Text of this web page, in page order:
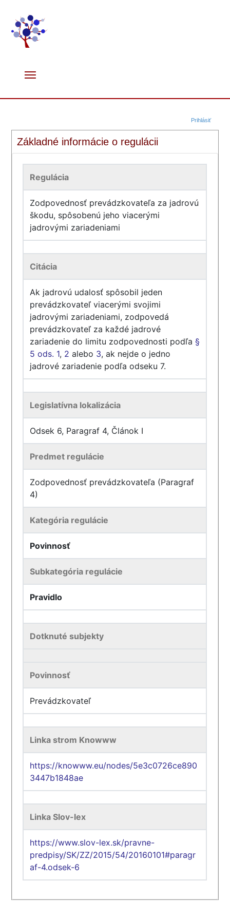
Prihlásiť
Základné informácie o regulácii
Regulácia
Zodpovednosť prevádzkovateľa za jadrovú
škodu, spôsobenú jeho viacerými
jadrovými zariadeniami
Citácia
Ak jadrovú udalosť spôsobil jeden
prevádzkovateľ viacerými svojimi
jadrovými zariadeniami, zodpovedá
prevádzkovateľ za každé jadrové
zariadenie do limitu zodpovednosti podľa§
5 ods. 1, 2 alebo 3, ak nejde o jedno
jadrové zariadenie podľa odseku 7.
Legislatívna lokalizácia
Odsek 6, Paragraf 4, Článok I
Predmet regulácie
Zodpovednosť prevádzkovateľa (Paragraf
4)
Kategória regulácie
Povinnosť
Subkategória regulácie
Pravidlo
Dotknuté subjekty
Povinnosť
Prevádzkovateľ
Linka strom Knowww
https://knowww.eu/nodes/5e3c0726ce890
3447b1848ae
Linka Slov-lex
https://www.slov-lex.sk/pravne-
predpisy/SK/ZZ/2015/54/20160101#paragr
af-4.odsek-6